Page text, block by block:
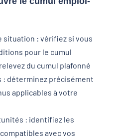
situation : vérifiez si vous
pour le cumul
du cumul plafonné
: déterminez précisément
applicables à votre
: identifiez les
avec vos